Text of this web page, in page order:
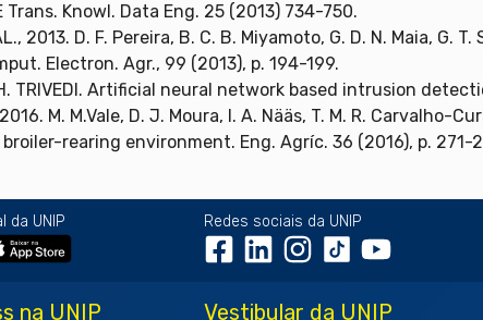
Trans. Knowl. Data Eng. 25 (2013) 734-750.
2013. D. F. Pereira, B. C. B. Miyamoto, G. D. N. Maia,
Electron. Agr., 99 (2013), p. 194-199.
TRIVEDI. Artificial neural network based intrusion
2016. M. M.Vale, D. J. Moura, I. A. Nääs, T. M. R.
rearing environment. Eng. Agríc. 36 (2016), p. 271-
da UNIP Redes sociais da UNIP
na UNIP Vestibular da UNIP